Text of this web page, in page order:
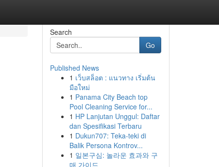
Search
Go
Published News
1 เว็บสล็อต : แนวทาง เริ่มต้น
มือใหม่
1 Panama City Beach top
Pool Cleaning Service for...
1 HP Lanjutan Unggul: Daftar
dan Spesifikasi Terbaru
1 Dukun707: Teka-teki di
Balik Persona Kontrov...
1 일본구심: 놀라운 효과와 구
매 가이드